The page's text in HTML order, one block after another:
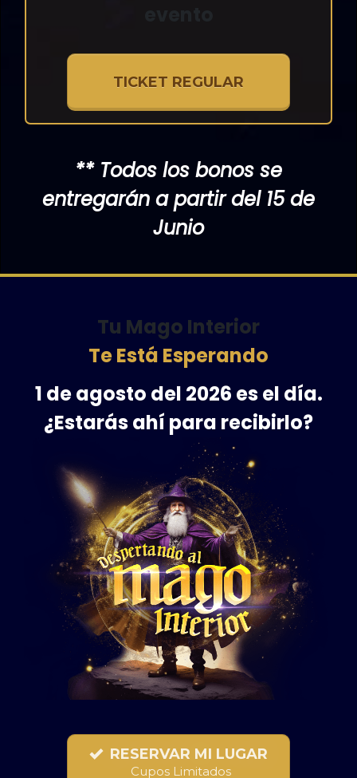
TICKET REGULAR
** Todos los bonos se
entregarán a partir del 15 de
Junio
Tu Mago Interior
Te Está Esperando
1 de agosto del 2026 es el día.
¿Estarás ahí para recibirlo?
RESERVAR MI LUGAR
Cupos Limitados